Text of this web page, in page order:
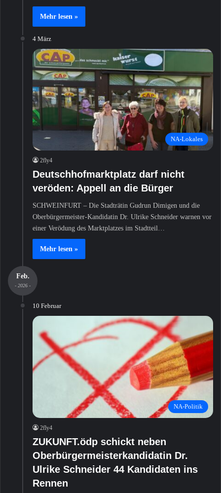
Mehr lesen »
4 März
NA-Lokales
2fly4
Deutschhofmarktplatz darf nicht
veröden: Appell an die Bürger
SCHWEINFURT – Die Stadträtin Gudrun Dimigen und die
Oberbürgermeister-Kandidatin Dr. Ulrike Schneider warnen vor
einer Verödung des Marktplatzes im Stadtteil…
Mehr lesen »
Feb.
- 2026 -
10 Februar
NA-Politik
2fly4
ZUKUNFT.ödp schickt neben
Oberbürgermeisterkandidatin Dr.
Ulrike Schneider 44 Kandidaten ins
Rennen